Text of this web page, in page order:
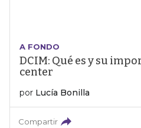
A FONDO
DCIM: Qué es y su
center
por Lucía Bonilla
Compartir